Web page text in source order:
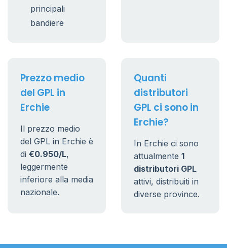
principali
bandiere
Prezzo medio
del GPL in
Erchie
Il prezzo medio
del GPL in Erchie è
di €0.950/L,
leggermente
inferiore alla media
nazionale.
Quanti
distributori
GPL ci sono in
Erchie?
In Erchie ci sono
attualmente 1
distributori GPL
attivi, distribuiti in
diverse province.